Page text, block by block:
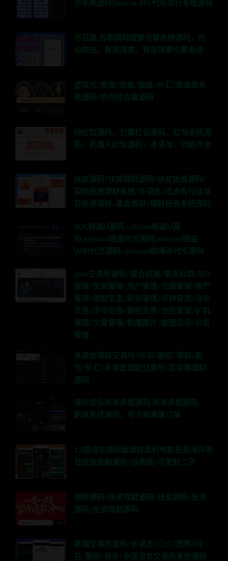
币系统源码|Solana SPL代币发行系统源码
仿百度,谷歌网站搜索引擎系统源码，自
动爬虫、智能搜索，智能搜索引擎系统
虚拟币/黄金/铂金/微盘/外汇/资金盘系
统源码/合约综合盘源码
抢红包源码，扫雷红包源码，红包系统源
码，机器人红包源码，多语言，功能齐全
扶贫源码/扶贫理财源码/扶贫投资源码/
国际投资理财系统/多语言/适合各行业项
目投资理财/基金理财/理财投资系统源码
SOL链盗U源码,solscan链盗U源
码,solscan链盗代币源码,solscan链盗
WIFI代币源码,,solscan链通杀代币源码
java交易所源码/撮合机器/聊天社群/IEO
管理/签到管理/用户管理/代理管理/资产
管理/理财生息/财务管理/币种管理/法币
交易/币币交易/期权交易/合约管理/矿机
管理/文章管理/轮播图片/客服应用/公告
管理
多语言理财交易所/币币/期权/理财/新
币/外汇/多语言理财交易所/区块链理财
源码
海外音乐抢单系统源码,抢单系统源码，
刷单系统源码，可卡单重置订单
12国语言国际版理财返利电影投资海外项
目投资金融源码/运营版/可定制二开
理财源码/扶贫理财源码/扶贫源码/投资
源码/投资理财源码
高端交易所源码/多语言/C2C/质押/闪
兑/期权/借币/多国语言交易所系统源码